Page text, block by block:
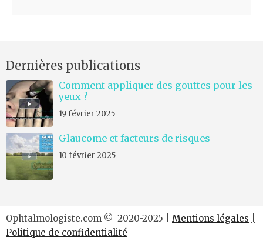
t
*
Dernières publications
Comment appliquer des gouttes pour les
yeux ?
19 février 2025
Glaucome et facteurs de risques
10 février 2025
Ophtalmologiste.com © 2020-2025 | Mentions légales
Politique de confidentialité